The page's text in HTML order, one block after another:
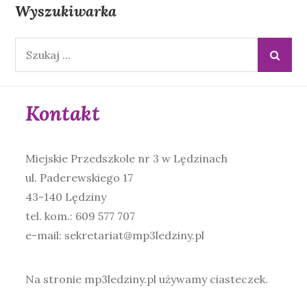
Wyszukiwarka
Kontakt
Miejskie Przedszkole nr 3 w Lędzinach
ul. Paderewskiego 17
43-140 Lędziny
tel. kom.: 609 577 707
e-mail: sekretariat@mp3ledziny.pl
Na stronie mp3ledziny.pl używamy ciasteczek.